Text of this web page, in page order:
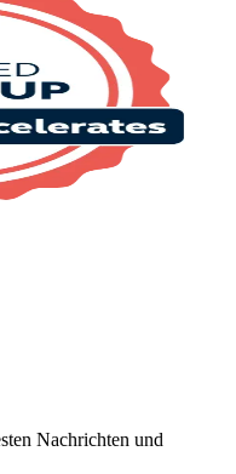
Nachrichten und